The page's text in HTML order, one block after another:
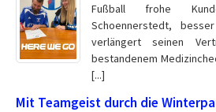
Fußball frohe
Schoennerstedt,
verlängert seinen
bestandenem
[...]
Mit Teamgeist durch die